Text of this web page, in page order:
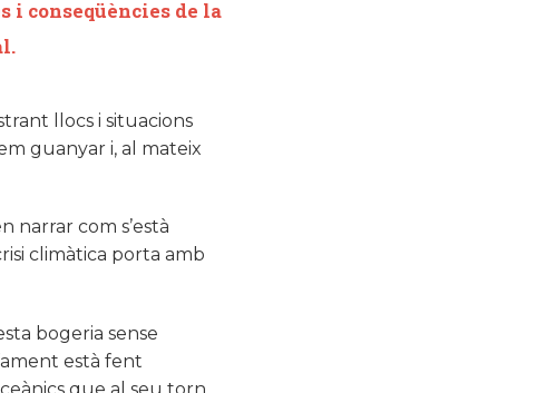
i conseqüències de la
llocs i situacions
guanyar i, al mateix
narrar com s’està
climàtica porta amb
bogeria sense
està fent